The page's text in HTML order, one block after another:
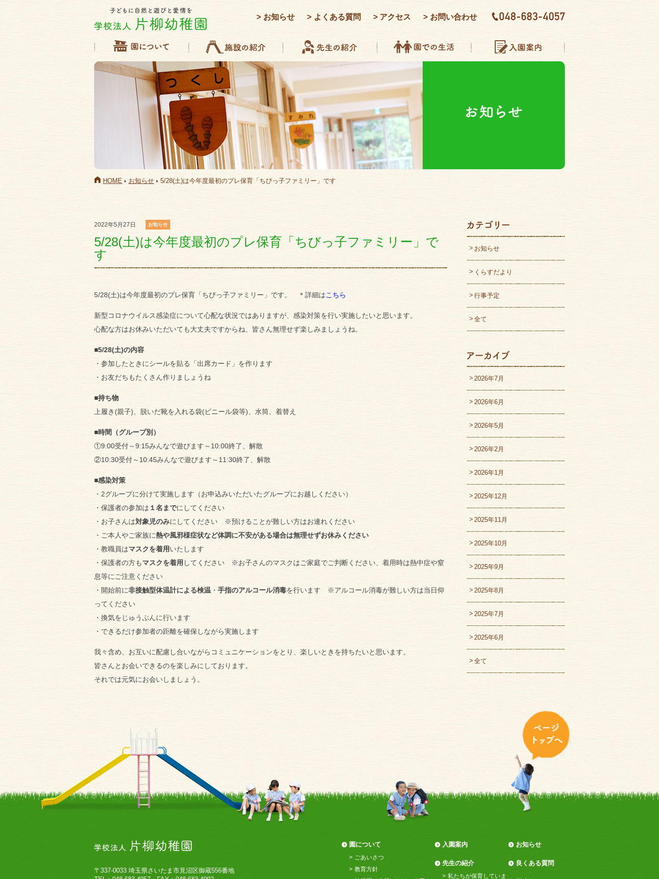
お知らせ よくある質問 アクセス お問い合わせ
HOME お知らせ 5/28(土)は今年度最初のプレ保育「ちびっ子ファミリー」です
2022年5月27日 お知らせ
5/28(土)は今年度最初のプレ保育「ちびっ子ファミリー」で
す
5/28(土)は今年度最初のプレ保育「ちびっ子ファミリー」です。 ＊詳細はこちら
新型コロナウイルス感染症について心配な状況ではありますが、感染対策を行い実施したいと思います。
心配な方はお休みいただいても大丈夫ですからね、皆さん無理せず楽しみましょうね。
■5/28(土)の内容
・参加したときにシールを貼る「出席カード」を作ります
・お友だちもたくさん作りましょうね
■持ち物
上履き(親子)、脱いだ靴を入れる袋(ビニール袋等)、水筒、着替え
■時間（グループ別）
①9:00受付～9:15みんなで遊びます～10:00終了、解散
②10:30受付～10:45みんなで遊びます～11:30終了、解散
■感染対策
・2グループに分けて実施します（お申込みいただいたグループにお越しください）
・保護者の参加は １名までにしてください
・お子さんは対象児のみにしてください ※預けることが難しい方はお連れください
・ご本人やご家族に熱や風邪様症状など体調に不安がある場合は無理せずお休みください
・教職員はマスクを着用いたします
・保護者の方もマスクを着用 してください ※お子さんのマスクはご家庭でご判断ください、着用時は熱中症や窒
息等にご注意ください
・開始前に非接触型体温計による検温 ・ 手指のアルコール消毒を行います ※アルコール消毒が難しい方は当日仰
ってください
・換気をじゅうぶんに行います
・できるだけ参加者の距離を確保しながら実施します
我々含め、お互いに配慮し合いながらコミュニケーションをとり、楽しいときを持ちたいと思います。
皆さんとお会いできるのを楽しみにしております。
それでは元気にお会いしましょう。
お知らせ
くらすだより
行事予定
全て
2026年7月
2026年6月
2026年5月
2026年2月
2026年1月
2025年12月
2025年11月
2025年10月
2025年9月
2025年8月
2025年7月
2025年6月
全て
〒337-0033 埼玉県さいたま市見沼区御蔵556番地
園について
ごあいさつ
教育方針
入園案内
先生の紹介
私たちが保育していま
お知らせ
良くある質問